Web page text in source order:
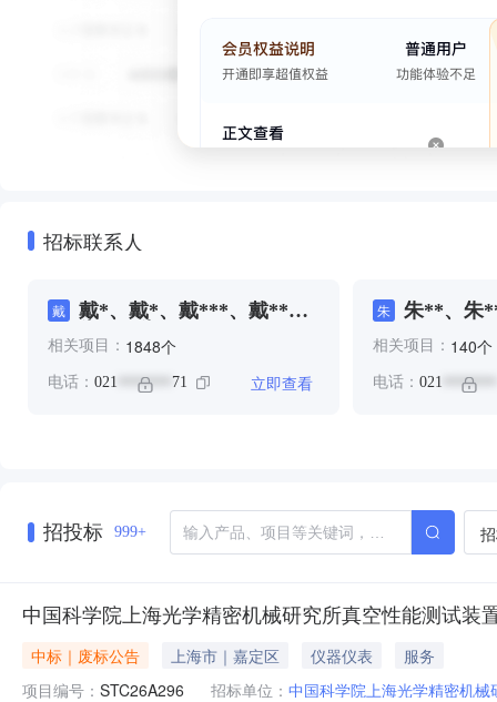
招标联系人
戴
戴*、戴*、戴***、戴**、
相关项目： 1848个
电话： 021 ******* 71 立即查看
朱 朱**、朱
相关项目： 140个
电话： 021 *******
招投标 999+
中国科学院上海光学精密机械研究所真空性能测试装
中标｜废标公告 上海市｜嘉定区 仪器仪表
服务
项目编号： STC26A296 招标单位： 中国科学院上海光学精密机械